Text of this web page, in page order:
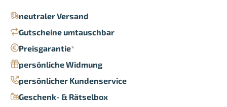
neutraler Versand
Gutscheine umtauschbar
Preisgarantie*
persönliche Widmung
persönlicher Kundenservice
Geschenk- & Rätselbox